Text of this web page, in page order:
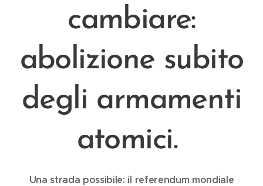
cambiare:
abolizione subito
degli armamenti
atomici.
Una strada possibile: il referendum mondiale